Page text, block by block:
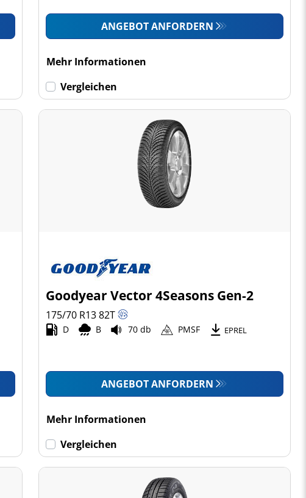
ANGEBOT ANFORDERN
Mehr Informationen
Vergleichen
Goodyear Vector 4Seasons Gen-2
175/70 R1382T
D B 70 db PMSF EPREL
ANGEBOT ANFORDERN
Mehr Informationen
Vergleichen